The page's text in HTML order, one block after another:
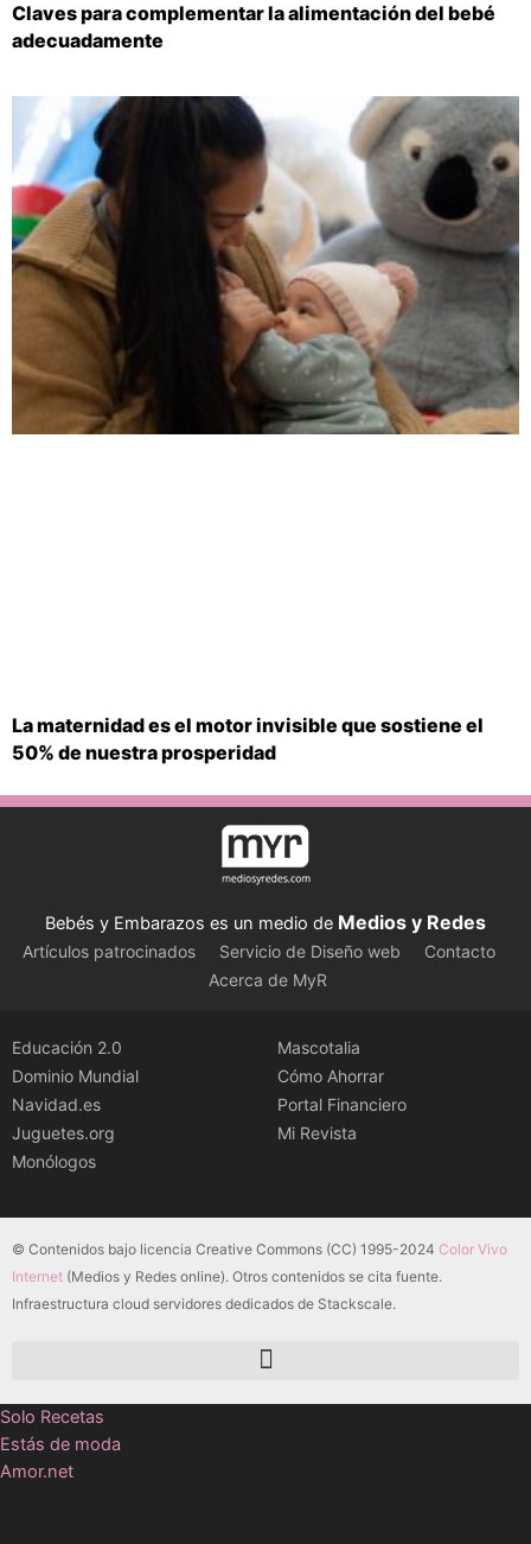
Claves para complementar la alimentación del bebé
adecuadamente
La maternidad es el motor invisible que sostiene el
50% de nuestra prosperidad
Bebés y Embarazos es un medio de Medios y Redes
Artículos patrocinados Servicio de Diseño web
Contacto
Acerca de MyR
Educación 2.0
Dominio Mundial
Navidad.es
Juguetes.org
Monólogos
Mascotalia
Cómo Ahorrar
Portal Financiero
Mi Revista
© Contenidos bajo licencia Creative Commons (CC) 1995-2024 Color Vivo
Internet (Medios y Redes online). Otros contenidos se cita fuente.
Infraestructura cloud servidores dedicados de Stackscale.
Solo Recetas
Estás de moda
Amor.net